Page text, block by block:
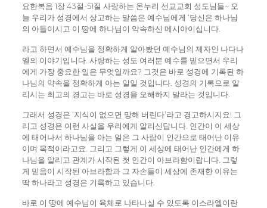
요한복음 1장 43절-51절 사랑하는 온누리 선교교회 성도님들~ 오
늘 우리가 성경에서 상고하는 말씀은 예수님에게 ‘당신은 하나님
의 아들이시고 이 땅에 하나님이 약속하신 메시아이십니다.
라고 하면서 예수님을 정확하게 알아봤던 예수님의 제자인 나다나
엘의 이야기입니다. 사랑하는 성도 여러분 예수를 믿으면서 우리
에게 가장 중요한 일은 무엇일까요? 그것은 바로 성경에 기록된 하
나님의 약속을 정확하게 아는 일일 것입니다. 성경의 기록으로 알
리시는 최고의 경고는 바로 성경을 오해하지 말라는 것입니다.
그래서 성경은 ‘지식이 없으면 망해 버린다’라고 경고하시지요! 그
리고 성경은 이런 사실을 우리에게 알리신답니다. 인간이 이 세상
에 태어나서 하나님을 아는 일은 그 사람이 인간으로 태어난 이유
이며 목적이라고요. 그리고 그렇게 이 세상에 태어난 인간에게 하
나님을 알리고 관계가 시작된 첫 인간이 아브라함이랍니다. 그렇
게 믿음이 시작된 아브라함과 그 자손들이 세상에 존재한 이유는
딱 하나라고 성경은 기록하고 있습니다.
바로 이 땅에 예수님이 육체로 나타나실 수 있도록 이스라엘이란